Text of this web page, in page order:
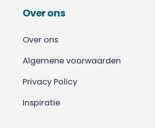
Over ons
Over ons
Algemene voorwaarden
Privacy Policy
Inspiratie